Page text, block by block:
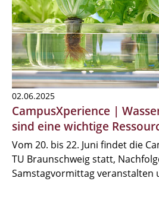
02.06.2025
CampusXperience |
sind eine wichtige
Vom 20. bis 22. Juni findet die
TU Braunschweig statt,
Samstagvormittag veranstalten